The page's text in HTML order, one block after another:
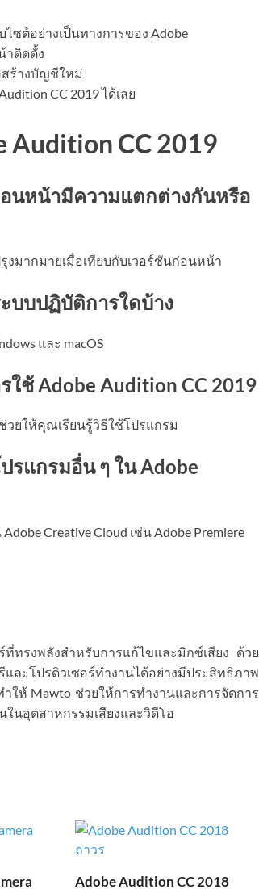
ไซต์อย่างเป็นทางการของ Adobe
าติดตั้ง
สร้างบัญชีใหม่
CC 2019 ได้เลย
CC 2019
อนหน้ามีความแตกต่างกันหรือ
งมากมายเมื่อเทียบกับเวอร์ชันก่อนหน้า
บบปฏิบัติการใดบ้าง
และ macOS
ช้ Adobe Audition CC 2019
ยให้คุณเรียนรู้วิธีใช้โปรแกรม
รแกรมอื่น ๆ ใน Adobe
Creative Cloud เช่น Adobe Premiere
ที่ทรงพลังสำหรับการแก้ไขและมิกซ์เสียง ด้วย
ะโปรดิวเซอร์ทำงานได้อย่างมีประสิทธิภาพ
ให้ Mawto ช่วยให้การทำงานและการจัดการ
นอุตสาหกรรมเสียงและวิดีโอ
Adobe Audition CC 2018